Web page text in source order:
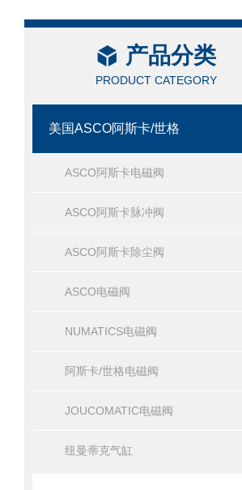
产品分类
PRODUCT CATEGORY
美国ASCO阿斯卡/世格
ASCO阿斯卡电磁阀
ASCO阿斯卡脉冲阀
ASCO阿斯卡除尘阀
ASCO电磁阀
NUMATICS电磁阀
阿斯卡/世格电磁阀
JOUCOMATIC电磁阀
纽曼蒂克气缸